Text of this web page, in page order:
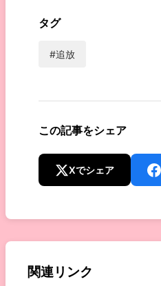
タグ
#追放
この記事をシェア
Xでシェア
関連リンク